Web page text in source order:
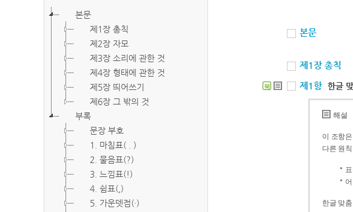
본문
제1장 총칙
제2장 자모
제3장 소리에 관한 것
제4장 형태에 관한 것
제5장 띄어쓰기
제6장 그 밖의 것
부록
문장 부호
1. 마침표( . )
2. 물음표(?)
3. 느낌표(!)
4. 쉼표(,)
5. 가운뎃점(·)
본문
제1장 총칙
북 제1항 한글
해설
이 조항
다른 원
한글 맞